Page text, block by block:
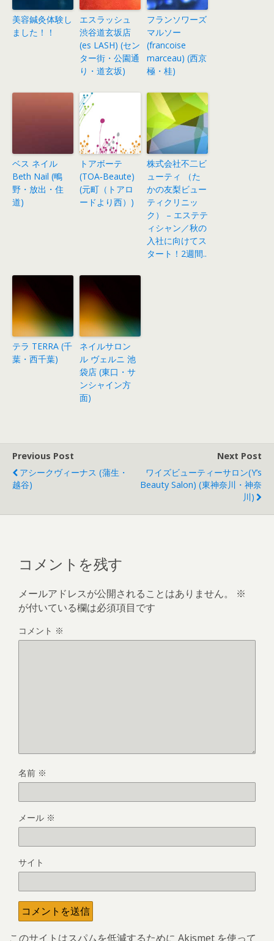
美容鍼灸体験し
ました！！
エスラッシュ
渋谷道玄坂店
(es LASH) (セン
ター街・公園通
り・道玄坂)
フランソワーズ
マルソー
(francoise
marceau) (西京
極・桂)
ベス ネイル
Beth Nail (鴫
野・放出・住
道)
トアボーテ
(TOA‐Beaute)
(元町（トアロ
ードより西）)
株式会社不二ビ
ューティ （た
かの友梨ビュー
ティクリニッ
ク） – エステテ
ィシャン／秋の
入社に向けてス
タート！2週間..
テラ TERRA (千
葉・西千葉)
ネイルサロン
ル ヴェルニ 池
袋店 (東口・サ
ンシャイン方
面)
Previous Post
アシークヴィーナス (蒲生・
越谷)
Next Post
ワイズビューティーサロン(Y’s
Beauty Salon) (東神奈川・神奈
川)
コメントを残す
メールアドレスが公開されることはありません。
※
が付いている欄は必須項目です
コメント ※
名前 ※
メール ※
サイト
このサイトはスパムを低減するために Akismet を使って